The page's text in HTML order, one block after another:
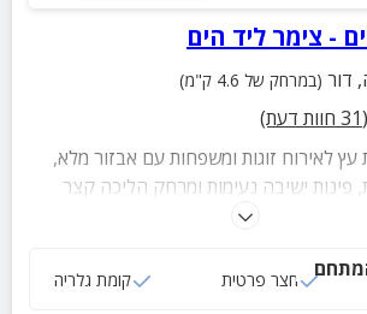
- צימר ליד הים
, דור (במרחק של 4.6 ק"מ)
(
31 חוות דעת)
לאירוח זוגות ומשפחות עם אבזור מלא,
ישיבה נעימות ומרחק הליכה קצר
להעברת רגעים מלאים בהנאה וחוויות
חצר פרטית קומת גלריה